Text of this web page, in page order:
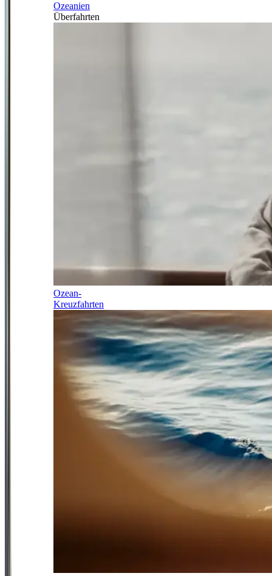
Ozeanien
Überfahrten
Ozean-
Kreuzfahrten